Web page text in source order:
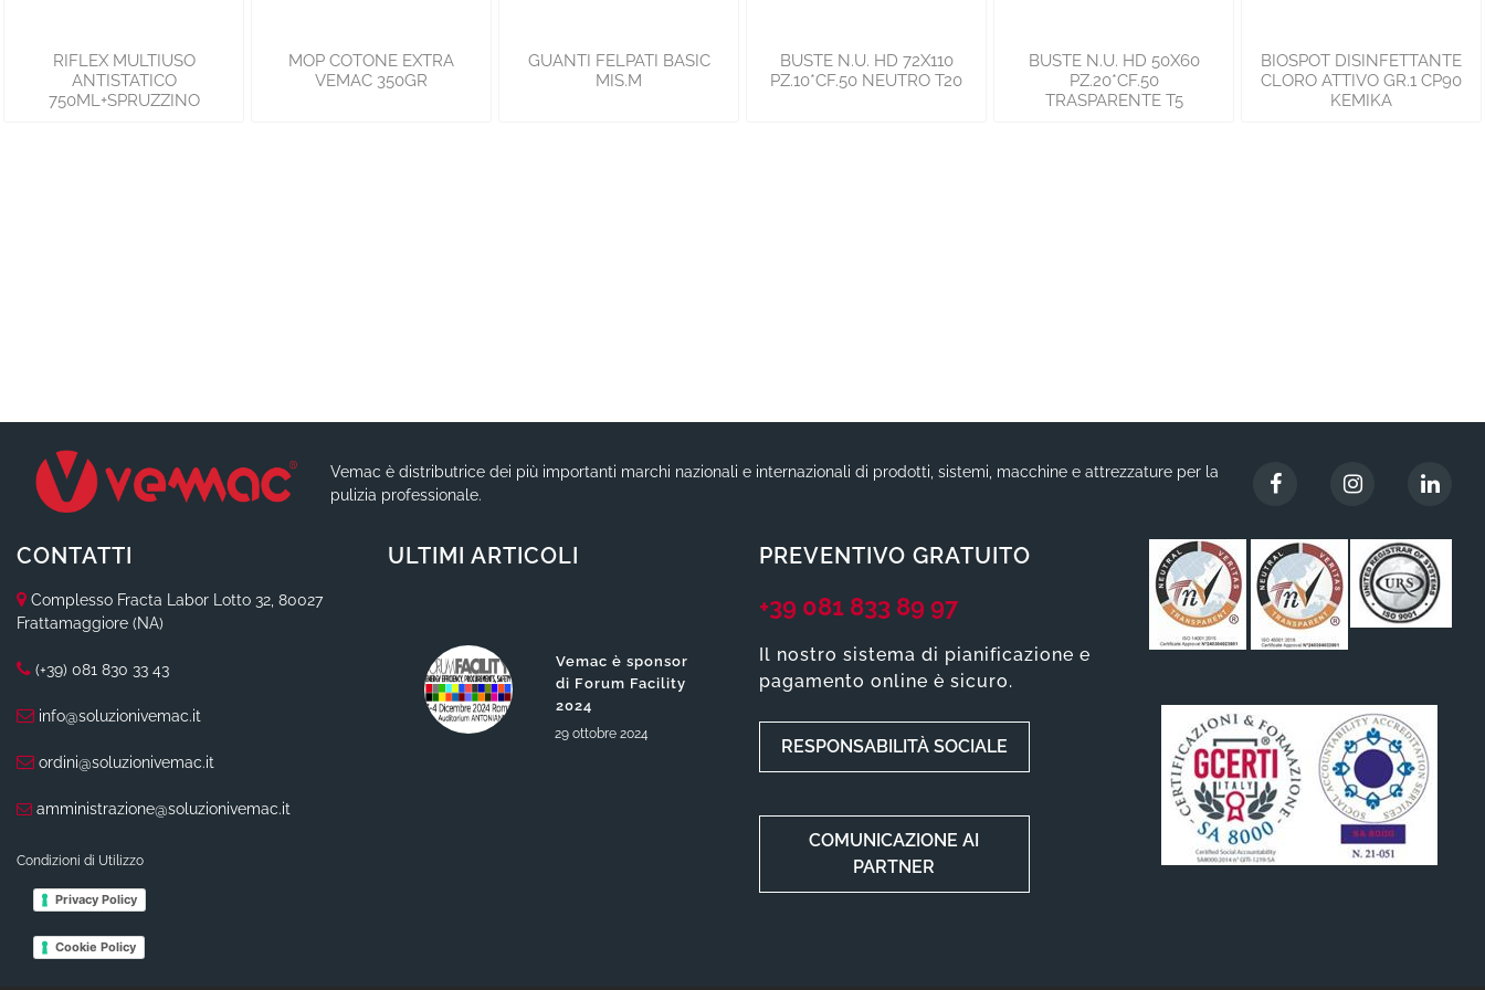
RIFLEX MULTIUSO
ANTISTATICO
750ML+SPRUZZINO
MOP COTONE EXTRA
VEMAC 350GR
GUANTI FELPATI BASIC
MIS.M
BUSTE N.U. HD 72X110
PZ.10*CF.50 NEUTRO T20
BUSTE N.U. HD 50X60
PZ.20*CF.50
TRASPARENTE T5
BIOSPOT DISINFETTANTE
CLORO ATTIVO GR.1 CP90
KEMIKA
Vemac è distributrice dei più importanti marchi nazionali e internazionali di prodotti, sistemi, macchine e attrezzature per la
pulizia professionale.
CONTATTI
Complesso Fracta Labor Lotto 32, 80027
Frattamaggiore (NA)
(+39) 081 830 33 43
info@soluzionivemac.it
ordini@soluzionivemac.it
amministrazione@soluzionivemac.it
Condizioni di Utilizzo
Privacy Policy
Cookie Policy
ULTIMI ARTICOLI
Vemac è sponsor
di Forum Facility
2024
29 ottobre 2024
PREVENTIVO GRATUITO
+39 081 833 89 97
Il nostro sistema di pianificazione e
pagamento online è sicuro.
RESPONSABILITÀ SOCIALE
COMUNICAZIONE AI
PARTNER